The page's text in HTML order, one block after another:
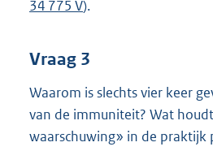
34 775 V).
Vraag 3
Waarom is slechts vier keer
van de immuniteit? Wat
waarschuwing» in de praktijk